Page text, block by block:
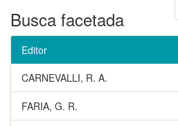
Busca facetada
Editor
CARNEVALLI, R. A.
FARIA, G. R.